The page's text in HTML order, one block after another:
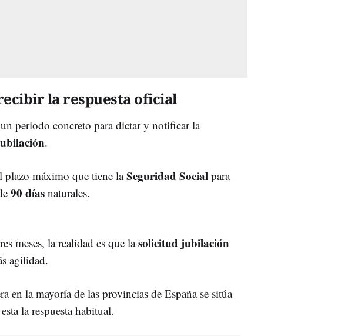
la respuesta oficial
periodo concreto para dictar y notificar la
.
plazo máximo que tiene laSeguridad Social para
90 días naturales.
meses, la realidad es que lasolicitud jubilación
agilidad.
en la mayoría de las provincias de España se sitúa
la respuesta habitual.